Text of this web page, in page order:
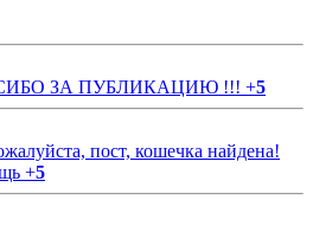
ЗА ПУБЛИКАЦИЮ !!! +5
пост, кошечка найдена!
+5